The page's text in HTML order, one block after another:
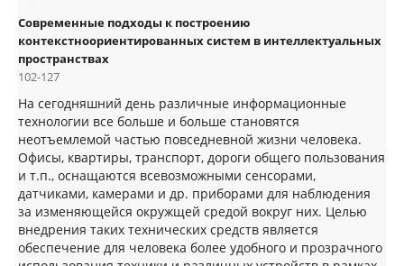
Современные подходы к построению
контекстноориентированных систем в интеллектуальных
пространствах
102-127
На сегодняшний день различные информационные
технологии все больше и больше становятся
неотъемлемой частью повседневной жизни человека.
Офисы, квартиры, транспорт, дороги общего пользования
и т.п., оснащаются всевозможными сенсорами,
датчиками, камерами и др. приборами для наблюдения
за изменяющейся окружщей средой вокруг них. Целью
внедрения таких технических средств является
обеспечение для человека более удобного и прозрачного